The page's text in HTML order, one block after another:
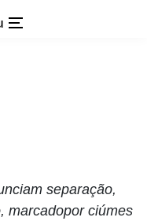
separação,
marcadopor ciúmes